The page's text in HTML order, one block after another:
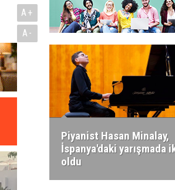
A+
A-
Piyanist Hasan Minalay,
İspanya'daki yarışmada
oldu